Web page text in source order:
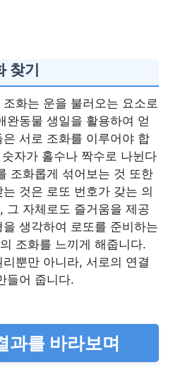
찾기
화는 운을 불러오는 요소로
완동물 생일을 활용하여 얻
서로 조화를 이루어야 합
자가 홀수나 짝수로 나뉜다
조화롭게 섞어보는 것 또한
것은 로또 번호가 갖는 의
그 자체로도 즐거움을 제공
생각하여 로또를 준비하는
조화를 느끼게 해줍니다.
뿐만 아니라, 서로의 연결
들어 줍니다.
과를 바라보며